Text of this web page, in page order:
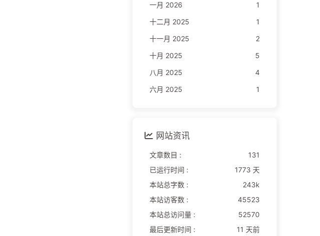
一月 2026
1
十二月 2025
1
十一月 2025
2
十月 2025
5
八月 2025
4
六月 2025
1
网站资讯
文章数目 :
131
已运行时间 :
1773 天
本站总字数 :
243k
本站访客数 :
45523
本站总访问量 :
52570
最后更新时间 :
11 天前